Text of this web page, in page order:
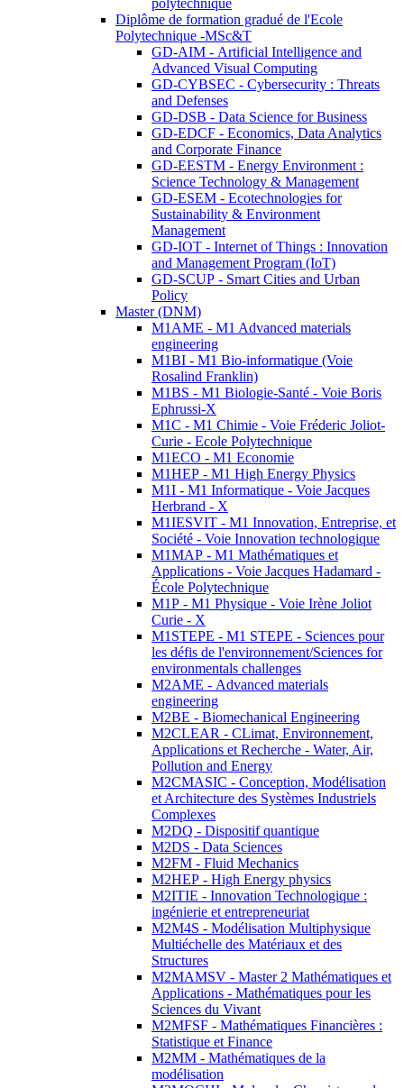
polytechnique
Diplôme de formation gradué de l'Ecole
Polytechnique -MSc&T
GD-AIM - Artificial Intelligence and
Advanced Visual Computing
GD-CYBSEC - Cybersecurity : Threats
and Defenses
GD-DSB - Data Science for Business
GD-EDCF - Economics, Data Analytics
and Corporate Finance
GD-EESTM - Energy Environment :
Science Technology & Management
GD-ESEM - Ecotechnologies for
Sustainability & Environment
Management
GD-IOT - Internet of Things : Innovation
and Management Program (IoT)
GD-SCUP - Smart Cities and Urban
Policy
Master (DNM)
M1AME - M1 Advanced materials
engineering
M1BI - M1 Bio-informatique (Voie
Rosalind Franklin)
M1BS - M1 Biologie-Santé - Voie Boris
Ephrussi-X
M1C - M1 Chimie - Voie Fréderic Joliot-
Curie - Ecole Polytechnique
M1ECO - M1 Economie
M1HEP - M1 High Energy Physics
M1I - M1 Informatique - Voie Jacques
Herbrand - X
M1IESVIT - M1 Innovation, Entreprise, et
Société - Voie Innovation technologique
M1MAP - M1 Mathématiques et
Applications - Voie Jacques Hadamard -
École Polytechnique
M1P - M1 Physique - Voie Irène Joliot
Curie - X
M1STEPE - M1 STEPE - Sciences pour
les défis de l'environnement/Sciences for
environmentals challenges
M2AME - Advanced materials
engineering
M2BE - Biomechanical Engineering
M2CLEAR - CLimat, Environnement,
Applications et Recherche - Water, Air,
Pollution and Energy
M2CMASIC - Conception, Modélisation
et Architecture des Systèmes Industriels
Complexes
M2DQ - Dispositif quantique
M2DS - Data Sciences
M2FM - Fluid Mechanics
M2HEP - High Energy physics
M2ITIE - Innovation Technologique :
ingénierie et entrepreneuriat
M2M4S - Modélisation Multiphysique
Multiéchelle des Matériaux et des
Structures
M2MAMSV - Master 2 Mathématiques et
Applications - Mathématiques pour les
Sciences du Vivant
M2MFSF - Mathématiques Financières :
Statistique et Finance
M2MM - Mathématiques de la
modélisation